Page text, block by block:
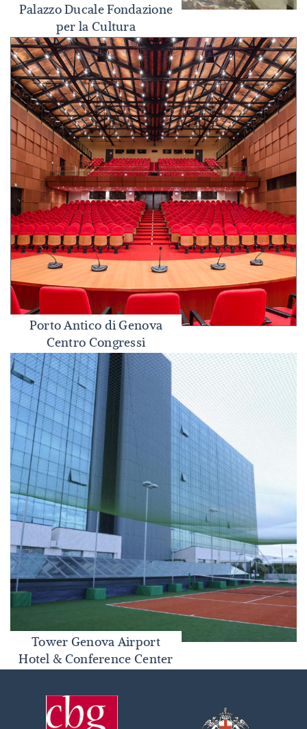
Palazzo Ducale Fondazione
per la Cultura
Palazzo Ducale Fondazione per la Cultura
Porto Antico di Genova
Centro Congressi
Porto Antico di Genova Centro Congressi
Tower Genova Airport
Hotel & Conference Center
Tower Genova Airport Hotel & Conference Center